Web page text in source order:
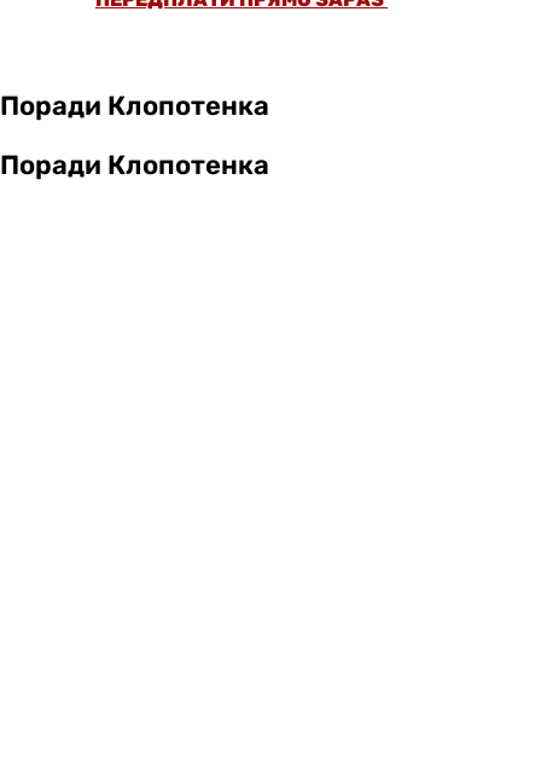
Поради Клопотенка
Поради Клопотенка